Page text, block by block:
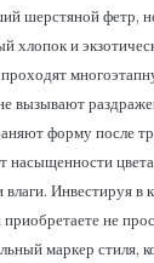
шерстяной фетр,
хлопок и
вызывают
форму после
насыщенности
влаги. Инвестируя в
не
маркер стиля,